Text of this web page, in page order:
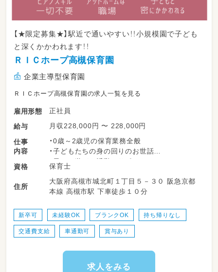
【★限定募集★】駅近で通いやすい！！小規模園で子ども
と深くかかわれます！！
ＲＩＣホープ高槻保育園
企業主導型保育園
ＲＩＣホープ高槻保育園の求人一覧を見る
雇用形態
正社員
給与
月収228,000円 〜 228,000円
仕事
内容
・0歳～2歳児の保育業務全般
・子どもたちの身の回りのお世話
・日々の遊びや活動のサポート
季節の製作や行事準備
年齢や成長に合わせた活動の工夫
・保護者とのコミュニケーション
・園内清掃・環境整備など
少人数保育なので、職員みんなで協力して
子どもを見守ります。
していただきます。
天気が良い日は戸外へ出かけることが多いで
資格 保育士
住所
大阪府高槻市城北町１丁目５－３０ 阪急京都
本線 高槻市駅 下車徒歩１０分
新卒可 未経験OK ブランクOK 持ち帰りなし
交通費支給 車通勤可 賞与あり
求人をみる